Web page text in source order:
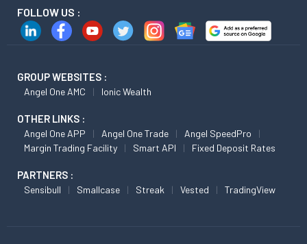
FOLLOW US :
GROUP WEBSITES :
Angel One AMC Ionic Wealth
OTHER LINKS :
Angel One APP Angel One Trade
Angel SpeedPro
Margin Trading Facility
Smart API Fixed Deposit Rates
PARTNERS :
Sensibull Smallcase Streak Vested TradingView